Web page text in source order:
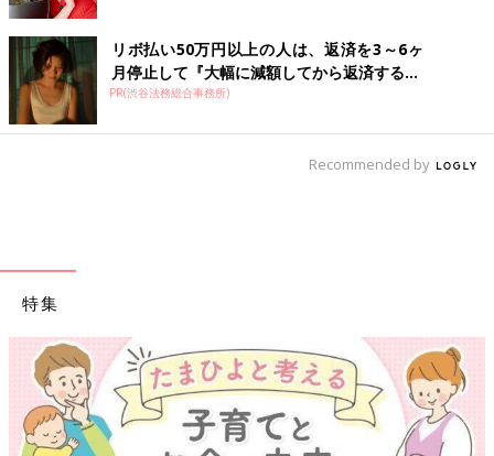
リボ払い50万円以上の人は、返済を3～6ヶ
月停止して『大幅に減額してから返済する...
PR(渋谷法務総合事務所)
Recommended by
特集
【ワクチン接種できるものも】妊婦の感染症対策、知っておい